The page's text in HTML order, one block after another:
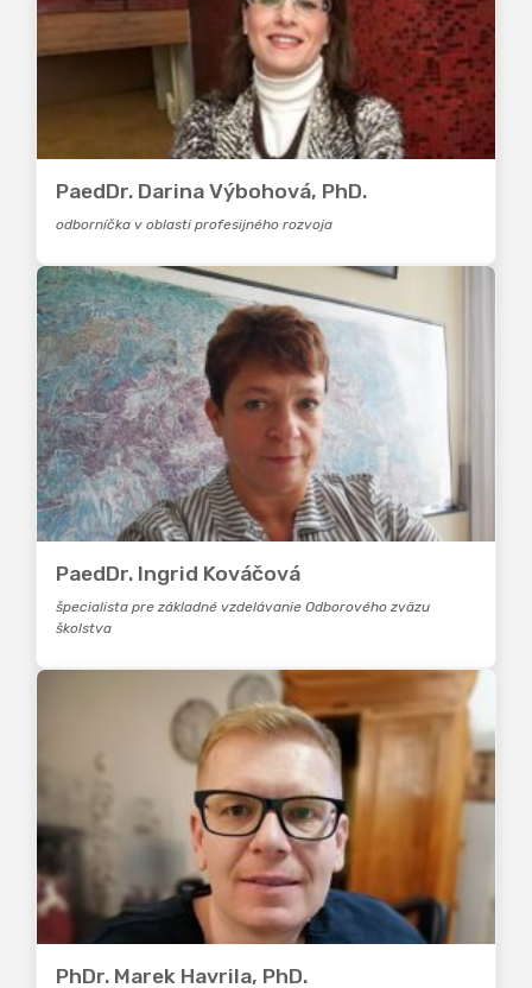
PaedDr. Darina Výbohová, PhD.
odborníčka v oblasti profesijného rozvoja
PaedDr. Ingrid Kováčová
špecialista pre základné vzdelávanie Odborového zväzu
školstva
PhDr. Marek Havrila, PhD.